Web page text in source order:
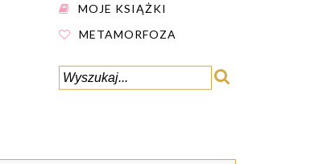
MOJE KSIĄŻKI
METAMORFOZA